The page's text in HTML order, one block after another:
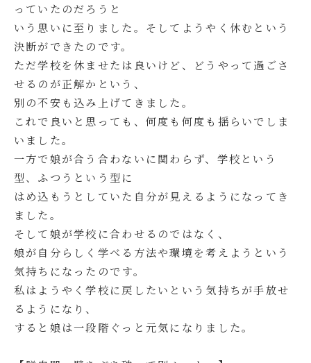
っていたのだろうと
いう思いに至りました。そしてようやく休むという
決断ができたのです。
ただ学校を休ませたは良いけど、どうやって過ごさ
せるのが正解かという、
別の不安も込み上げてきました。
これで良いと思っても、何度も何度も揺らいでしま
いました。
一方で娘が合う合わないに関わらず、学校という
型、ふつうという型に
はめ込もうとしていた自分が見えるようになってき
ました。
そして娘が学校に合わせるのではなく、
娘が自分らしく学べる方法や環境を考えようという
気持ちになったのです。
私はようやく学校に戻したいという気持ちが手放せ
るようになり、
すると娘は一段階ぐっと元気になりました。